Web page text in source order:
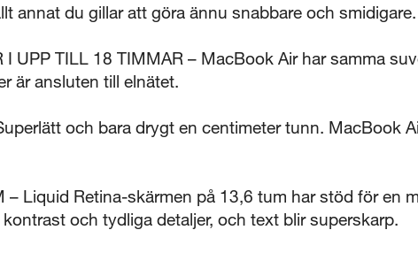
annat du gillar att göra ännu snabbare och smidigare.
I UPP TILL 18 TIMMAR – MacBook Air har samma
är ansluten till elnätet.
och bara drygt en centimeter tunn. MacBook
– Liquid Retina-skärmen på 13,6 tum har stöd för en
och tydliga detaljer, och text blir superskarp.